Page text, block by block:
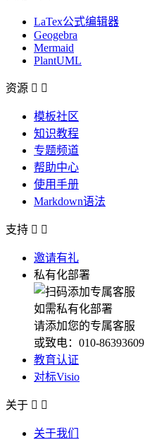
LaTex公式编辑器
Geogebra
Mermaid
PlantUML
资源  
模板社区
知识教程
专题频道
帮助中心
使用手册
Markdown语法
支持  
邀请有礼
私有化部署
如需私有化部署
请添加您的专属客服
或致电：010-86393609
教育认证
对标Visio
关于  
关于我们